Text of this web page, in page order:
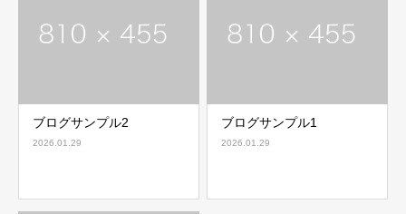
ブログサンプル2
2026.01.29
ブログサンプル1
2026.01.29